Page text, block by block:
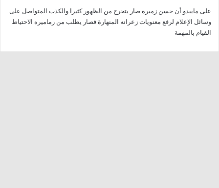
ل
على مايبدو أن حسن زميرة صار يتحرج من الظهور كثيرا والكذب المتواصل على
وسائل الإعلام لرفع معنويات زعرانه المنهارة فصار يطلب من زماميره الاحتياط
القيام بالمهمة